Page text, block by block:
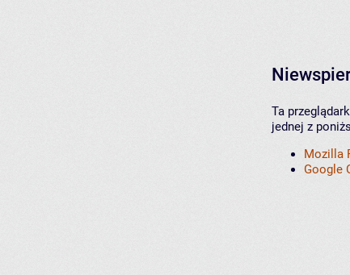
Ta
jednej z
Mozilla
Google